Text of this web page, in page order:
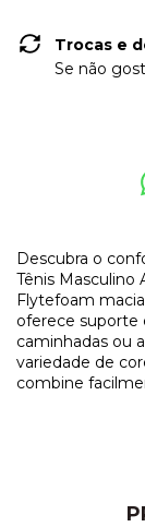
Trocas e
Se não
Descubra o
Tênis Masculino
Flytefoam
oferece suporte
caminhadas ou
variedade de
combine